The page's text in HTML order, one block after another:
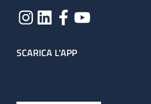
SCARICA L'APP